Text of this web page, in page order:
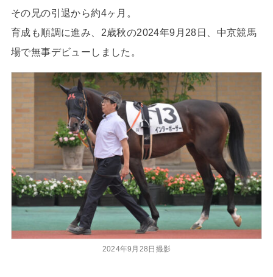
その兄の引退から約4ヶ月。
育成も順調に進み、2歳秋の2024年9月28日、中京競馬
場で無事デビューしました。
2024年9月28日撮影